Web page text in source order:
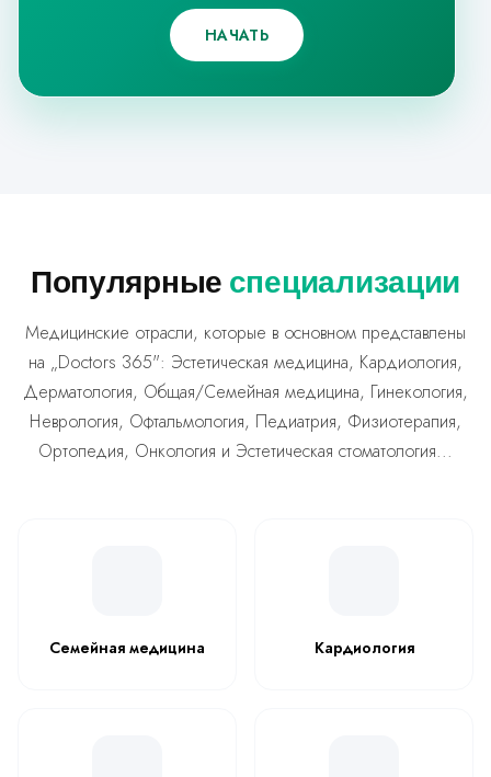
НАЧАТЬ
Популярные специализации
Медицинские отрасли, которые в основном представлены
на „Doctors 365": Эстетическая медицина, Кардиология,
Дерматология, Oбщая/Семейная медицина, Гинекология,
Неврология, Офтальмология, Педиатрия, Физиотерапия,
Ортопедия, Онкология и Эстетическая стоматология...
Семейная медицина Кардиология